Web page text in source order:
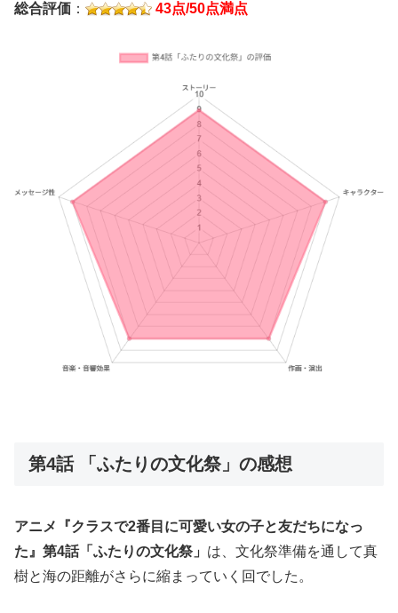
総合評価 ： 43点/50点満点
第4話 「ふたりの文化祭」の感想
アニメ『クラスで2番目に可愛い女の子と友だちになっ
た』第4話「ふたりの文化祭」 は、文化祭準備を通して真
樹と海の距離がさらに縮まっていく回でした。